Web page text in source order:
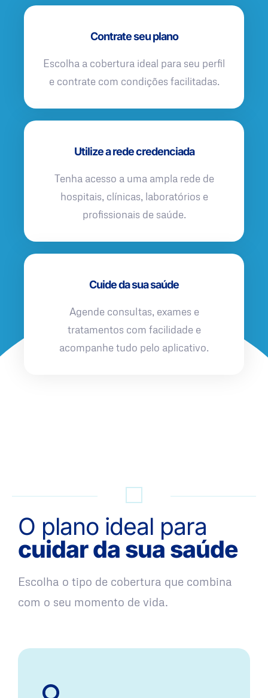
Contrate seu plano
Escolha a cobertura ideal para seu perfil
e contrate com condições facilitadas.
Utilize a rede credenciada
Tenha acesso a uma ampla rede de
hospitais, clínicas, laboratórios e
profissionais de saúde.
Cuide da sua saúde
Agende consultas, exames e
tratamentos com facilidade e
acompanhe tudo pelo aplicativo.
O plano ideal para
cuidar da sua saúde
Escolha o tipo de cobertura que combina
com o seu momento de vida.